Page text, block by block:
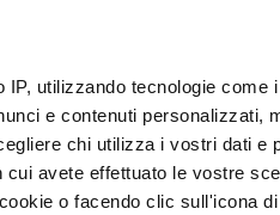
utilizzando tecnologie come
e contenuti personalizzati,
chi utilizza i vostri dati e
avete effettuato le vostre
o facendo clic sull'icona
Exposición y
Venta
Lavado y